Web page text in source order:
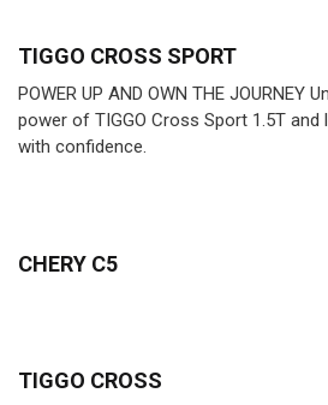
TIGGO CROSS SPORT
POWER UP AND OWN THE JOURNEY
power of TIGGO Cross Sport 1.5T and
with confidence.
CHERY C5
TIGGO CROSS